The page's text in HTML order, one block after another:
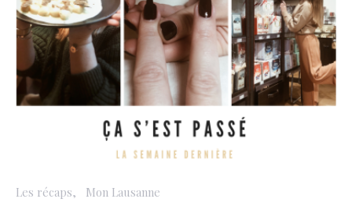
Les récaps Mon Lausanne